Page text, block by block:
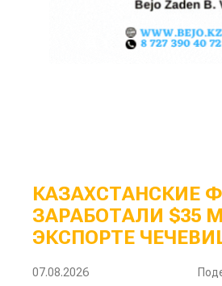
КАЗАХСТАНСКИЕ
ЗАРАБОТАЛИ $35
ЭКСПОРТЕ
07.08.2026